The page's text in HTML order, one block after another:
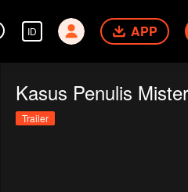
ID APP
Kasus Penulis
Trailer